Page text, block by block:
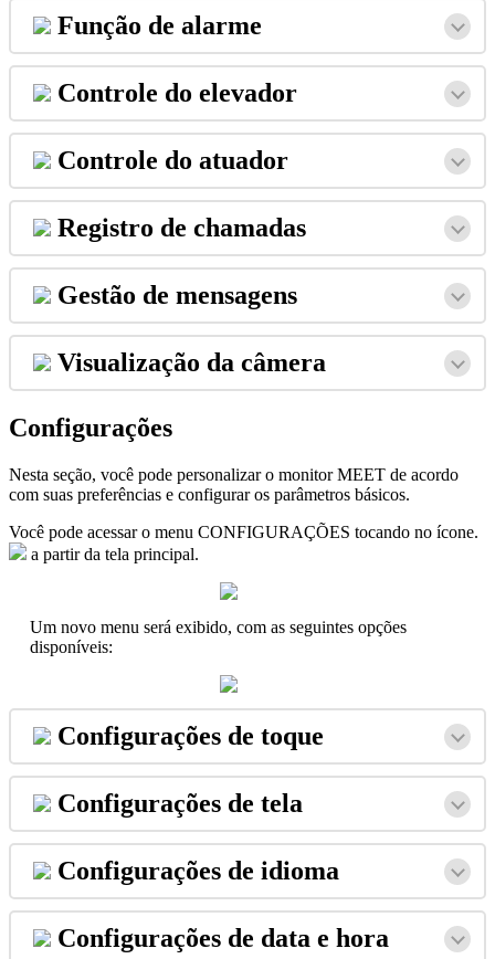
Função de alarme
Controle do elevador
Controle do atuador
Registro de chamadas
Gestão de mensagens
Visualização da câmera
Configurações
Nesta seção, você pode personalizar o monitor MEET de acordo
com suas preferências e configurar os parâmetros básicos.
Você pode acessar o menu CONFIGURAÇÕES tocando no ícone.
a partir da tela principal.
Um novo menu será exibido, com as seguintes opções
disponíveis:
Configurações de toque
Configurações de tela
Configurações de idioma
Configurações de data e hora